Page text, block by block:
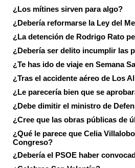
¿Los mítines sirven para algo?
¿Debería reformarse la Ley del
¿La detención de Rodrigo Rato
¿Debería ser delito incumplir las
¿Te has ido de viaje en Semana
¿Tras el accidente aéreo de Los
¿Le parecería bien que se
¿Debe dimitir el ministro de
¿Cree que las obras públicas de
¿Qué le parece que Celia
Congreso?
¿Debería el PSOE haber